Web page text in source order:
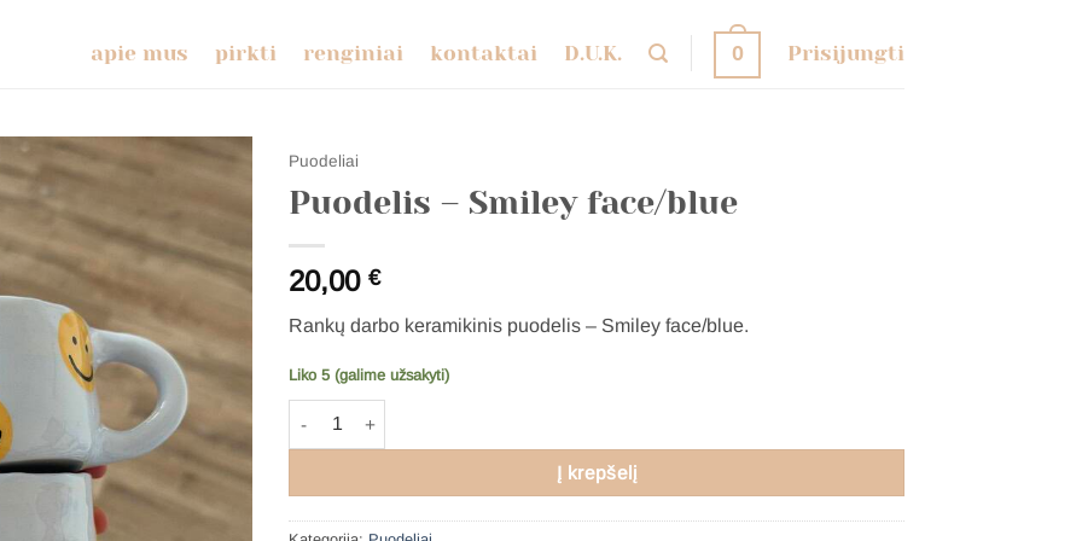
apie mus pirkti renginiai kontaktai D.U.K. 0 Prisijungti
Puodeliai
Puodelis – Smiley face/blue
20,00 €
Rankų darbo keramikinis puodelis – Smiley face/blue.
Liko 5 (galime užsakyti)
produkto kiekis: Puodelis - Smiley face/blue
Į krepšelį